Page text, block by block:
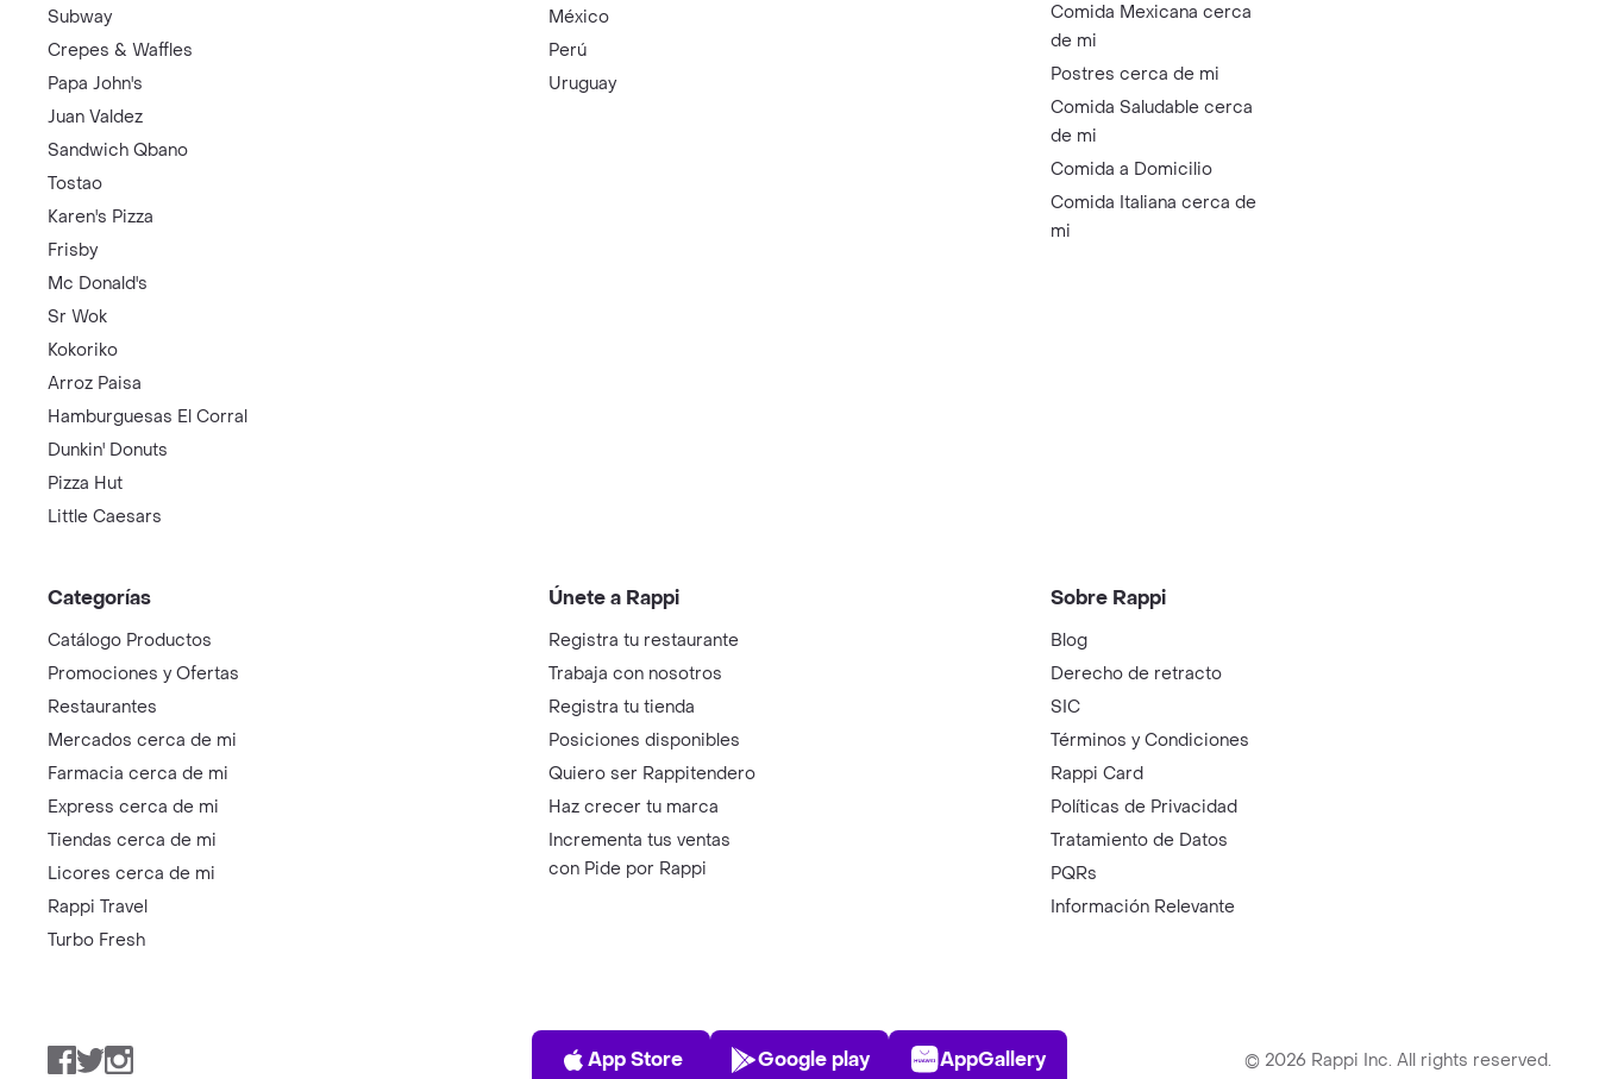
Subway
Crepes & Waffles
Papa John's
Juan Valdez
Sandwich Qbano
Tostao
Karen's Pizza
Frisby
Mc Donald's
Sr Wok
Kokoriko
Arroz Paisa
Hamburguesas El Corral
Dunkin' Donuts
Pizza Hut
Little Caesars
México
Perú
Uruguay
Comida Mexicana cerca
de mi
Postres cerca de mi
Comida Saludable cerca
de mi
Comida a Domicilio
Comida Italiana cerca de
mi
Categorías
Catálogo Productos
Promociones y Ofertas
Restaurantes
Mercados cerca de mi
Farmacia cerca de mi
Express cerca de mi
Tiendas cerca de mi
Licores cerca de mi
Rappi Travel
Turbo Fresh
Únete a Rappi
Registra tu restaurante
Trabaja con nosotros
Registra tu tienda
Posiciones disponibles
Quiero ser Rappitendero
Haz crecer tu marca
Incrementa tus ventas
con Pide por Rappi
Sobre Rappi
Blog
Derecho de retracto
SIC
Términos y Condiciones
Rappi Card
Políticas de Privacidad
Tratamiento de Datos
PQRs
Información Relevante
Facebook
TwitterInstagram
App Store
App Store
Play Store
Google play
AppGallery
AppGallery © 2026 Rappi Inc. All rights reserved.